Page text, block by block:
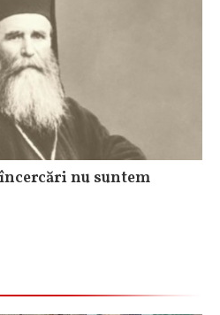
nu suntem